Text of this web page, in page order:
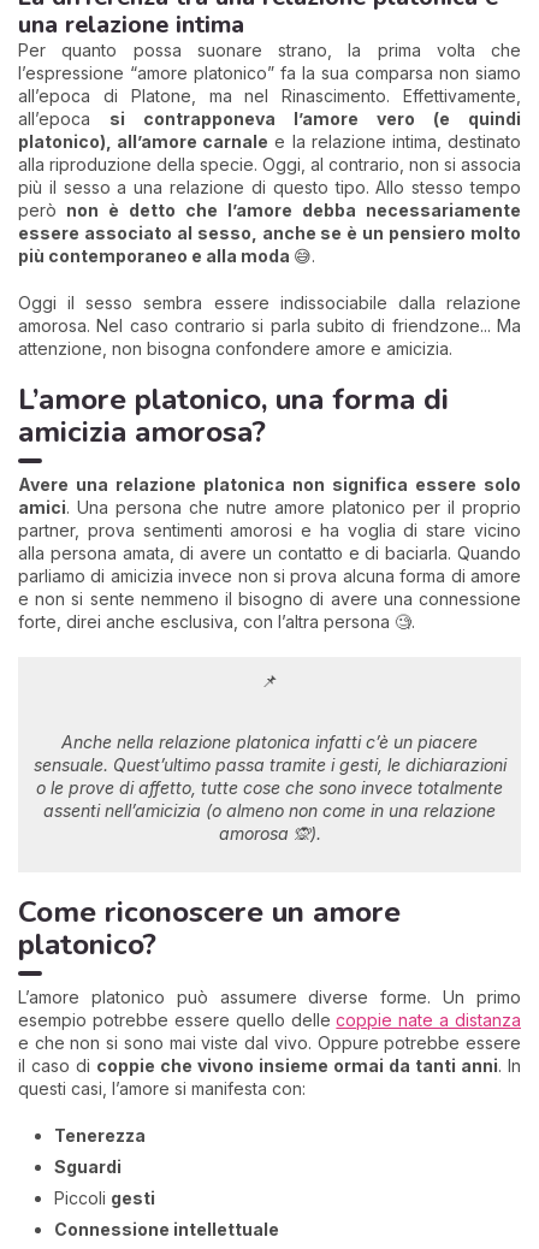
una relazione intima
Per quanto possa suonare strano, la prima volta che
l’espressione “amore platonico” fa la sua comparsa non siamo
all’epoca di Platone, ma nel Rinascimento. Effettivamente,
all’epoca si contrapponeva l’amore vero (e quindi
platonico), all’amore carnale e la relazione intima, destinato
alla riproduzione della specie. Oggi, al contrario, non si associa
più il sesso a una relazione di questo tipo. Allo stesso tempo
però non è detto che l’amore debba necessariamente
essere associato al sesso, anche se è un pensiero molto
più contemporaneo e alla moda 😅.
Oggi il sesso sembra essere indissociabile dalla relazione
amorosa. Nel caso contrario si parla subito di friendzone... Ma
attenzione, non bisogna confondere amore e amicizia.
L’amore platonico, una forma di
amicizia amorosa?
Avere una relazione platonica non significa essere solo
amici. Una persona che nutre amore platonico per il proprio
partner, prova sentimenti amorosi e ha voglia di stare vicino
alla persona amata, di avere un contatto e di baciarla. Quando
parliamo di amicizia invece non si prova alcuna forma di amore
e non si sente nemmeno il bisogno di avere una connessione
forte, direi anche esclusiva, con l’altra persona 🧐.
📌
Anche nella relazione platonica infatti c’è un piacere
sensuale. Quest’ultimo passa tramite i gesti, le dichiarazioni
o le prove di affetto, tutte cose che sono invece totalmente
assenti nell’amicizia (o almeno non come in una relazione
amorosa 🙊).
Come riconoscere un amore
platonico?
L’amore platonico può assumere diverse forme. Un primo
esempio potrebbe essere quello dellecoppie nate a distanza
e che non si sono mai viste dal vivo. Oppure potrebbe essere
il caso di coppie che vivono insieme ormai da tanti anni. In
questi casi, l’amore si manifesta con:
Tenerezza
Sguardi
Piccoli gesti
Connessione intellettuale